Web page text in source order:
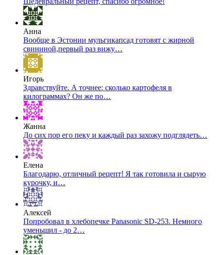
Анна
Вообще в Эстонии мульгикапсад готовят с жирной
свининой,первый раз вижу…
Игорь
Здравствуйте. А точнее: сколько картофеля в
килограммах? Он же по…
Жанна
До сих пор его пеку и каждый раз захожу подглядеть…
Елена
Благодарю, отличный рецепт! Я так готовила и сырую
курочку, и…
Алексей
Попробовал в хлебопечке Panasonic SD-253. Немного
уменьшил - до 2…